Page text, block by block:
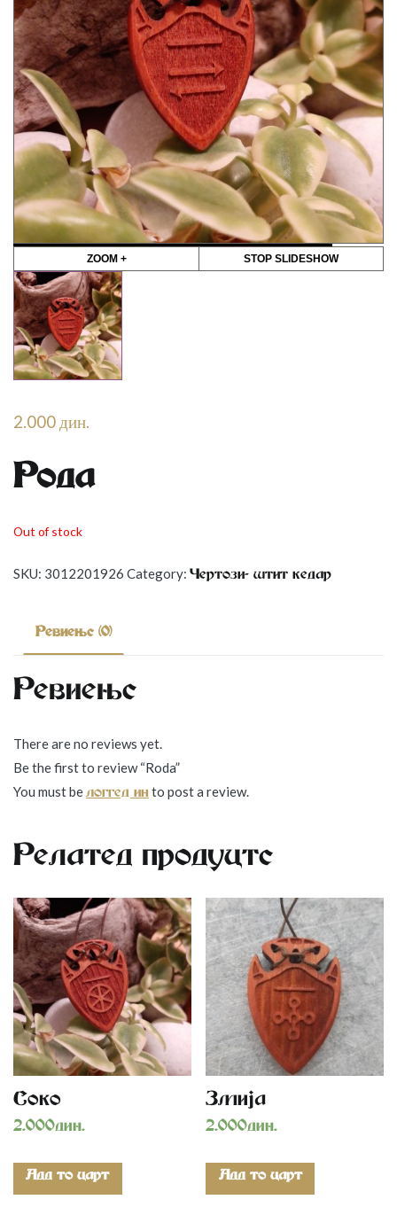
ZOOM + STOP SLIDESHOW
2.000 дин.
Рода
Out of stock
SKU: 3012201926 Category: Чертози- штит кедар
Reviews (0)
Reviews
There are no reviews yet.
Be the first to review “Roda”
You must belogged into post a review.
Related products
Soko
2.000дин.
Add to cart
Zmija
2.000дин.
Add to cart